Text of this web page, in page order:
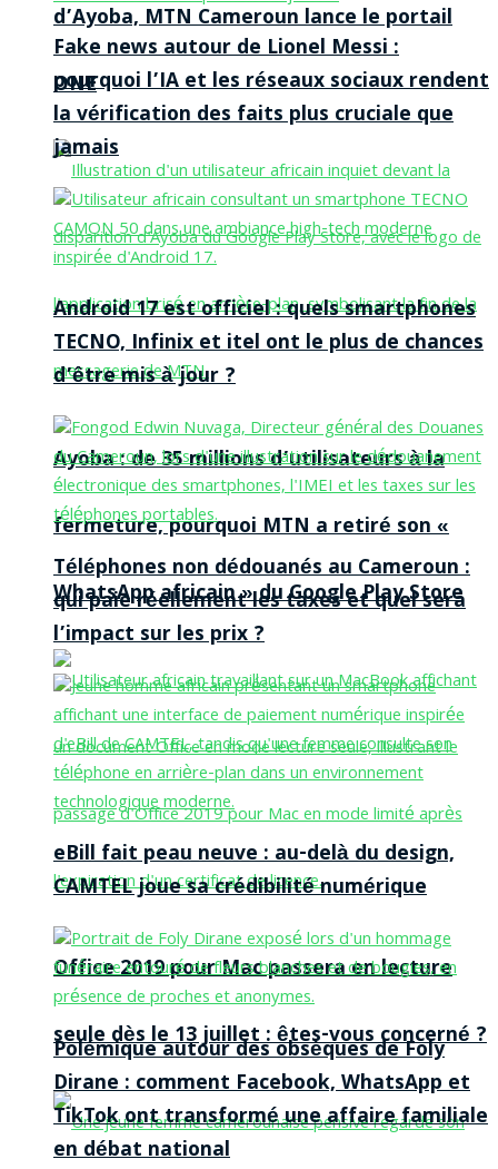
d’Ayoba, MTN Cameroun lance le portail
ONE
Ayoba : de 35 millions d’utilisateurs à la
fermeture, pourquoi MTN a retiré son «
WhatsApp africain » du Google Play Store
Office 2019 pour Mac passera en lecture
seule dès le 13 juillet : êtes-vous concerné ?
Fake news autour de Lionel Messi :
pourquoi l’IA et les réseaux sociaux rendent
la vérification des faits plus cruciale que
jamais
Android 17 est officiel : quels smartphones
TECNO, Infinix et itel ont le plus de chances
d’être mis à jour ?
Téléphones non dédouanés au Cameroun :
qui paie réellement les taxes et quel sera
l’impact sur les prix ?
eBill fait peau neuve : au-delà du design,
CAMTEL joue sa crédibilité numérique
Polémique autour des obsèques de Foly
Dirane : comment Facebook, WhatsApp et
TikTok ont transformé une affaire familiale
en débat national